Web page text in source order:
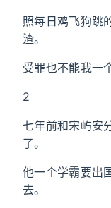
照每日鸡飞狗跳
渣。
受罪也不能我一
2
七年前和宋屿安
了。
他一个学霸要出
去。